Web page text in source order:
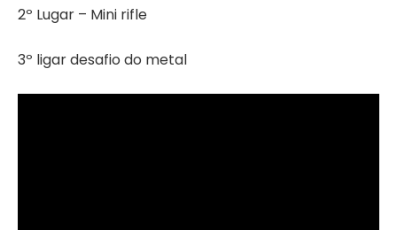
2º Lugar – Mini rifle
3º ligar desafio do metal